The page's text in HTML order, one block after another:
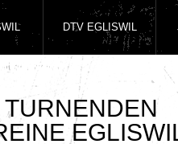
DTV EGLISWIL